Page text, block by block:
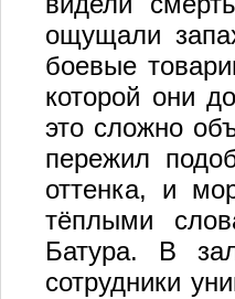
ощущали
боевые
которой они
это сложно
пережил
оттенка, и
тёплыми
Батура. В
сотрудники